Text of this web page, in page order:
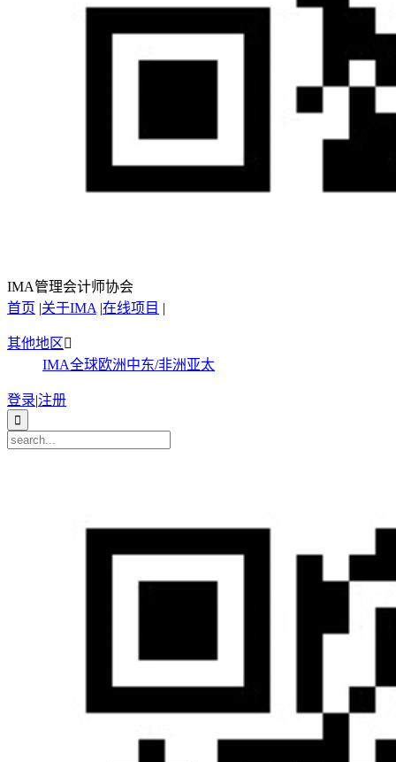
IMA管理会计师协会
首页 |关于IMA |在线项目 |
其他地区
IMA全球欧洲中东/非洲亚太
登录|注册
